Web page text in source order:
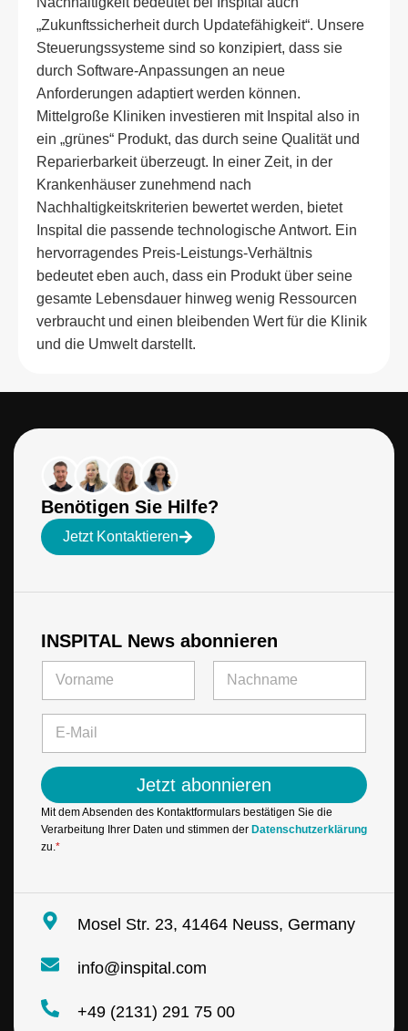
„Zukunftssicherheit durch Updatefähigkeit“. Unsere
Steuerungssysteme sind so konzipiert, dass sie
durch Software-Anpassungen an neue
Anforderungen adaptiert werden können.
Mittelgroße Kliniken investieren mit Inspital also in
ein „grünes“ Produkt, das durch seine Qualität und
Reparierbarkeit überzeugt. In einer Zeit, in der
Krankenhäuser zunehmend nach
Nachhaltigkeitskriterien bewertet werden, bietet
Inspital die passende technologische Antwort. Ein
hervorragendes Preis-Leistungs-Verhältnis
bedeutet eben auch, dass ein Produkt über seine
gesamte Lebensdauer hinweg wenig Ressourcen
verbraucht und einen bleibenden Wert für die Klinik
und die Umwelt darstellt.
Benötigen Sie Hilfe?
Jetzt Kontaktieren
INSPITAL News abonnieren
E
-
M
a
i
m
M
a
i
l
*
Jetzt abonnieren
Mit dem Absenden des Kontaktformulars bestätigen Sie die
Verarbeitung Ihrer Daten und stimmen der Datenschutzerklärung
zu. *
Mosel Str. 23, 41464 Neuss, Germany
info@inspital.com
+49 (2131) 291 75 00